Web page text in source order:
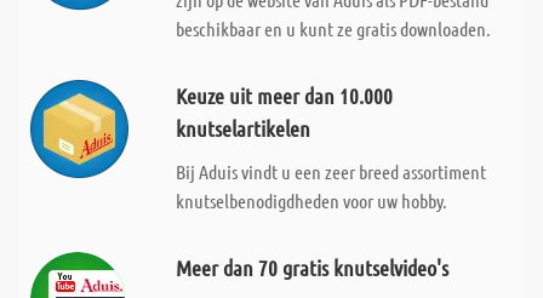
beschikbaar en u kunt ze gratis downloaden.
Keuze uit meer dan 10.000
knutselartikelen
Bij Aduis vindt u een zeer breed assortiment
knutselbenodigdheden voor uw hobby.
Meer dan 70 gratis knutselvideo's